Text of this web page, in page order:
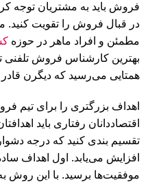
فروش باید به مشتریان توجه
در قبال فروش را تقویت کنید.
مطمئن و افراد ماهر در حوزه
بهترین کارشناس فروش تلفنی
همتایی می‌رسید که دیگرن قادر
اهداف بزرگتری را برای تیم
اقتصاددانان رفتاری باید
تقسیم بندی کنید که درجه
افزایش می‌یابد. اول اهداف
موفقیت‌ها برسید. با این روش